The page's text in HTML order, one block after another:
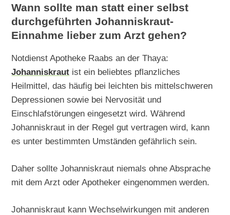
Wann sollte man statt einer selbst
durchgeführten Johanniskraut-
Einnahme lieber zum Arzt gehen?
Notdienst Apotheke Raabs an der Thaya:
Johanniskraut ist ein beliebtes pflanzliches
Heilmittel, das häufig bei leichten bis mittelschweren
Depressionen sowie bei Nervosität und
Einschlafstörungen eingesetzt wird. Während
Johanniskraut in der Regel gut vertragen wird, kann
es unter bestimmten Umständen gefährlich sein.
Daher sollte Johanniskraut niemals ohne Absprache
mit dem Arzt oder Apotheker eingenommen werden.
Johanniskraut kann Wechselwirkungen mit anderen